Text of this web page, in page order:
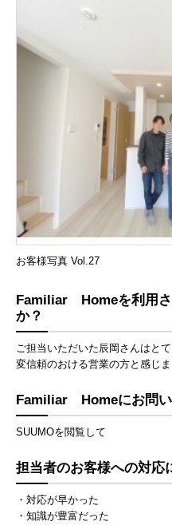
お客様写真 Vol.27
Familiar Homeを利用さ
か？
ご担当いただいた辰岡さんはと
変信頼のおける営業の方と感じ
Familiar Homeにお問い
SUUMOを閲覧して
担当者のお客様への対応
・対応が早かった
・知識が豊富だった